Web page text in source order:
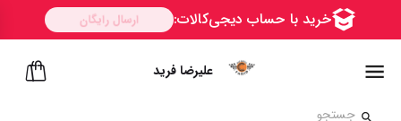
علیرضا فرید